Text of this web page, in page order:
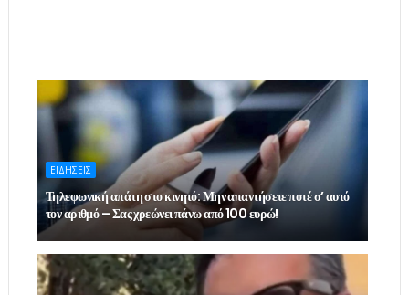
ΕΙΔΗΣΕΙΣ
Τηλεφωνική απάτη στο κινητό: Μην απαντήσετε ποτέ σ’ αυτό
τον αριθμό – Σας χρεώνει πάνω από 100 ευρώ!